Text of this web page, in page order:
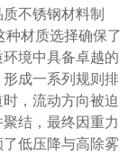
不锈钢材料制
材质选择确保了
境中具备卓越的
成一系列规则排
，流动方向被迫
结，最终因重力
低压降与高除雾